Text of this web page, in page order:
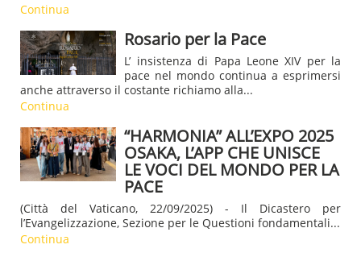
Continua
Rosario per la Pace
L’ insistenza di Papa Leone XIV per la
pace nel mondo continua a esprimersi
anche attraverso il costante richiamo alla...
Continua
“HARMONIA” ALL’EXPO 2025
OSAKA, L’APP CHE UNISCE
LE VOCI DEL MONDO PER LA
PACE
(Città del Vaticano, 22/09/2025) - Il Dicastero per
l’Evangelizzazione, Sezione per le Questioni fondamentali...
Continua